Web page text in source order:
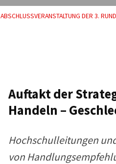
ABSCHLUSSVERANSTALTUNG DER 3.
Auftakt der
Handeln –
Hochschulleitungen
von